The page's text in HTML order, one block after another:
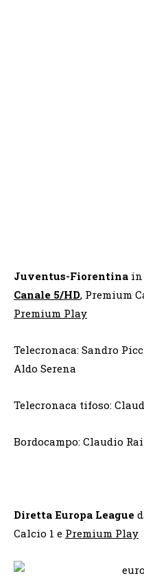
Juventus-Fiorentina in
Canale 5/HD, Premium
Premium Play
Telecronaca: Sandro
Aldo Serena
Telecronaca tifoso:
Bordocampo: Claudio
Diretta Europa League
Calcio 1 e Premium Play